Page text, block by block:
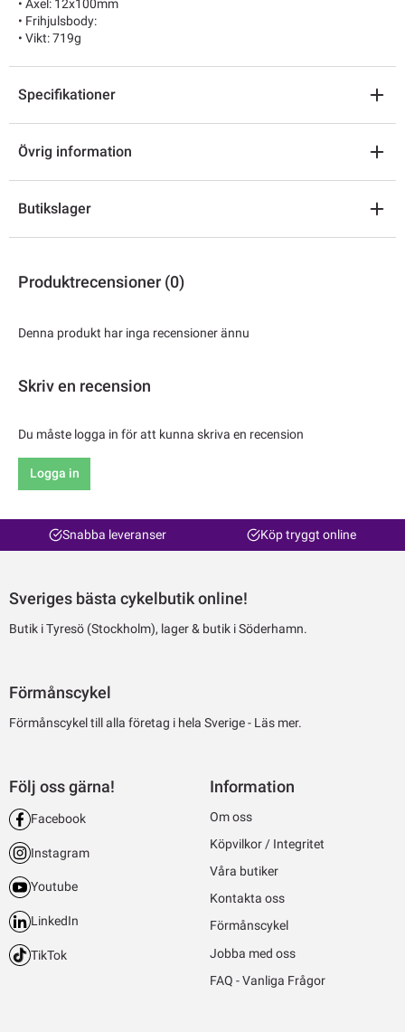
• Axel: 12x100mm
• Frihjulsbody:
• Vikt: 719g
Specifikationer
Övrig information
Butikslager
Produktrecensioner (0)
Denna produkt har inga recensioner ännu
Skriv en recension
Du måste logga in för att kunna skriva en recension
Logga in
Snabba leveranser Köp tryggt online
Sveriges bästa cykelbutik online!
Butik i Tyresö (Stockholm), lager & butik i Söderhamn.
Förmånscykel
Förmånscykel till alla företag i hela Sverige - Läs mer.
Följ oss gärna!
Facebook
Instagram
Youtube
LinkedIn
TikTok
Information
Om oss
Köpvilkor / Integritet
Våra butiker
Kontakta oss
Förmånscykel
Jobba med oss
FAQ - Vanliga Frågor